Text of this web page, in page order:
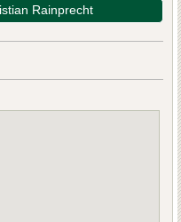
Rainprecht